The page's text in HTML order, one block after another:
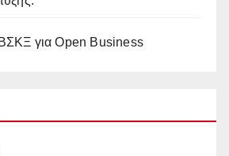
για Open Business